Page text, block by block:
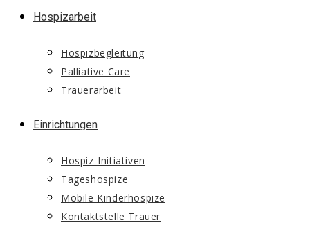
Hospizarbeit
Hospizbegleitung
Palliative Care
Trauerarbeit
Einrichtungen
Hospiz-Initiativen
Tageshospize
Mobile Kinderhospize
Kontaktstelle Trauer